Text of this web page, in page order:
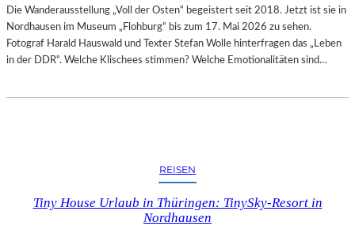
Die Wanderausstellung „Voll der Osten“ begeistert seit 2018. Jetzt ist sie in
Nordhausen im Museum „Flohburg“ bis zum 17. Mai 2026 zu sehen.
Fotograf Harald Hauswald und Texter Stefan Wolle hinterfragen das „Leben
in der DDR“. Welche Klischees stimmen? Welche Emotionalitäten sind…
REISEN
Tiny House Urlaub in Thüringen: TinySky-Resort in
Nordhausen